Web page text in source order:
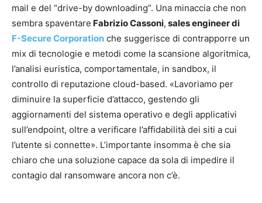
mail e del “drive-by downloading”. Una minaccia che non
sembra spaventare Fabrizio Cassoni, sales engineer di
F-Secure Corporation che suggerisce di contrapporre un
mix di tecnologie e metodi come la scansione algoritmica,
l’analisi euristica, comportamentale, in sandbox, il
controllo di reputazione cloud-based. «Lavoriamo per
diminuire la superficie d’attacco, gestendo gli
aggiornamenti del sistema operativo e degli applicativi
sull’endpoint, oltre a verificare l’affidabilità dei siti a cui
l’utente si connette». L’importante insomma è che sia
chiaro che una soluzione capace da sola di impedire il
contagio dal ransomware ancora non c’è.